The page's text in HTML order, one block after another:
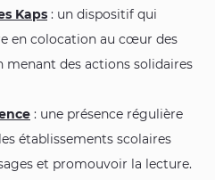
Kaps : un dispositif qui
en colocation au cœur des
des actions solidaires
: une présence régulière
établissements scolaires
et promouvoir la lecture.